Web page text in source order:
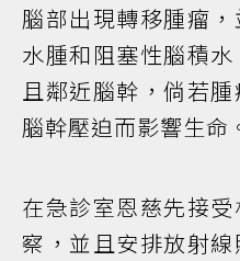
腦部出現轉移腫瘤
水腫和阻塞性腦積
且鄰近腦幹，倘若
腦幹壓迫而影響生命
在急診室恩慈先接
察，並且安排放射